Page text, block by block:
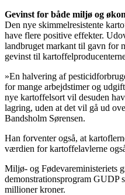
Gevinst for både miljø og
Den nye skimmelresistente
have flere positive effekter.
landbruget markant til gavn for
gevinst til
»En halvering af
for mange arbejdstimer og
nye kartoffelsort vil desuden
lagring, uden at det vil gå ud
Bandsholm Sørensen.
Han forventer også, at
værdien for kartoffelavlerne
Miljø- og Fødevareministeriets
demonstrationsprogram GUDP
millioner kroner.